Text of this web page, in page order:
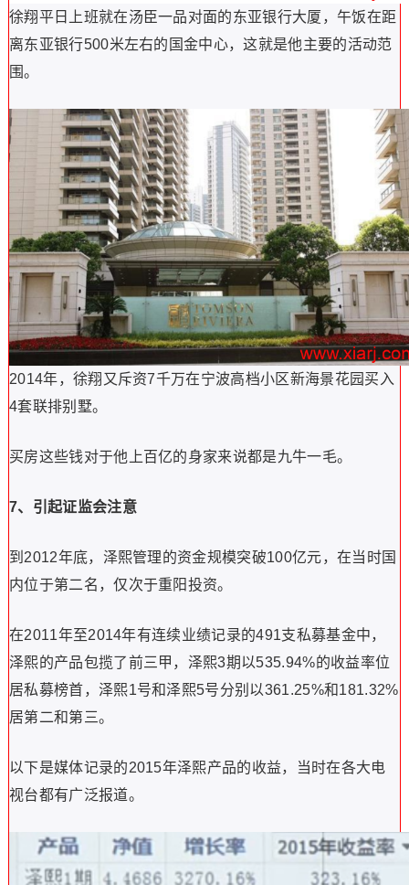
徐翔平日上班就在汤臣一品对面的东亚银行大厦，午饭在距
离东亚银行500米左右的国金中心，这就是他主要的活动范
围。
2014年，徐翔又斥资7千万在宁波高档小区新海景花园买入
4套联排别墅。
买房这些钱对于他上百亿的身家来说都是九牛一毛。
7、引起证监会注意
到2012年底，泽熙管理的资金规模突破100亿元，在当时国
内位于第二名，仅次于重阳投资。
在2011年至2014年有连续业绩记录的491支私募基金中，
泽熙的产品包揽了前三甲，泽熙3期以535.94%的收益率位
居私募榜首，泽熙1号和泽熙5号分别以361.25%和181.32%
居第二和第三。
以下是媒体记录的2015年泽熙产品的收益，当时在各大电
视台都有广泛报道。